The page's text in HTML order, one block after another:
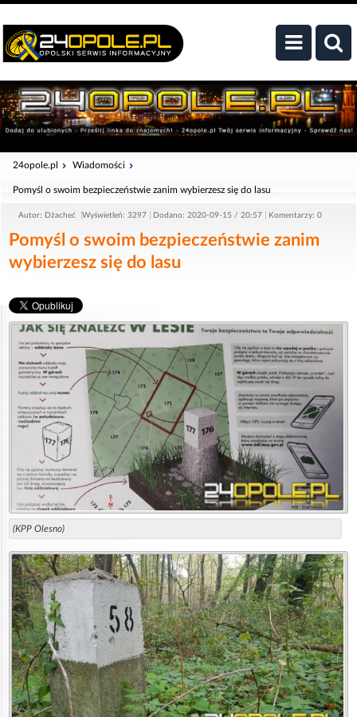
24opole.pl Wiadomości
Pomyśl o swoim bezpieczeństwie zanim wybierzesz się do lasu
Autor: Dżacheć Wyświetleń: 3297 Dodano: 2020-09-15 / 20:57 Komentarzy: 0
Pomyśl o swoim bezpieczeństwie zanim
wybierzesz się do lasu
(KPP Olesno)